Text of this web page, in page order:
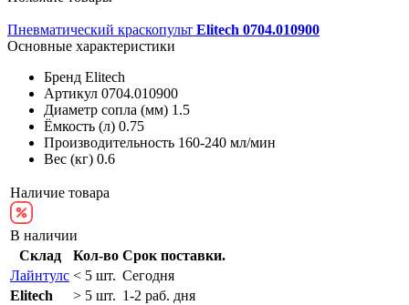
Пневматический краскопульт Elitech 0704.010900
Основные характеристики
Бренд Elitech
Артикул 0704.010900
Диаметр сопла (мм) 1.5
Ёмкость (л) 0.75
Производительность 160-240 мл/мин
Вес (кг) 0.6
Наличие товара
В наличии
Склад
Кол-во Срок поставки.
Лайнтулс < 5 шт. Сегодня
Elitech
> 5 шт. 1-2 раб. дня